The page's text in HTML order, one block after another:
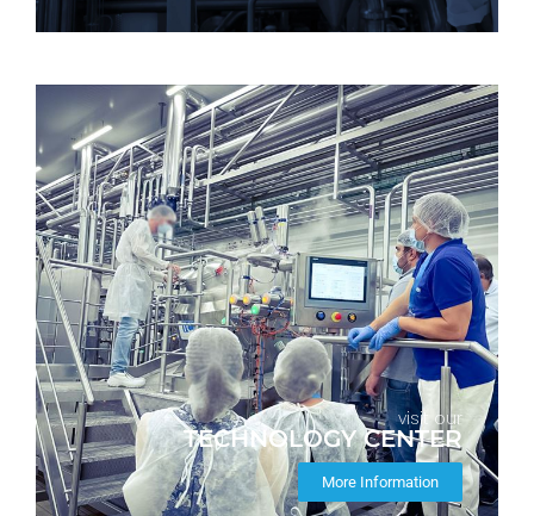
visit our
TECHNOLOGY CENTER
More Information